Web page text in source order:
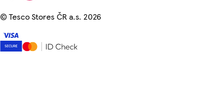
©Tesco Stores ČR a.s. 2026